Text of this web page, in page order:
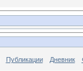
Публикации Дневник